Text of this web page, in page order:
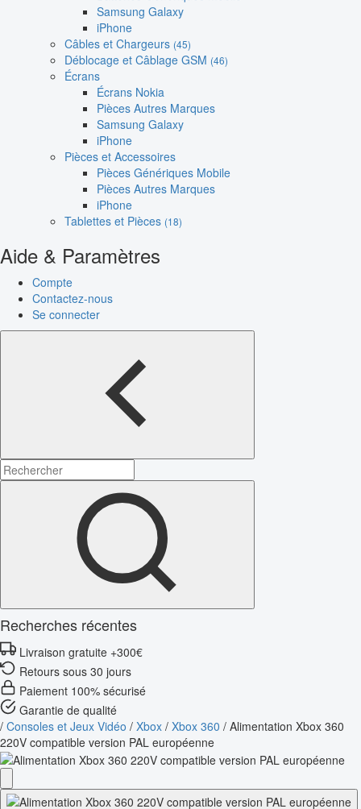
Samsung Galaxy
iPhone
Câbles et Chargeurs (45)
Déblocage et Câblage GSM (46)
Écrans
Écrans Nokia
Pièces Autres Marques
Samsung Galaxy
iPhone
Pièces et Accessoires
Pièces Génériques Mobile
Pièces Autres Marques
iPhone
Tablettes et Pièces (18)
Aide & Paramètres
Compte
Contactez-nous
Se connecter
Recherches récentes
Livraison gratuite +300€
Retours sous 30 jours
Paiement 100% sécurisé
Garantie de qualité
/ Consoles et Jeux Vidéo / Xbox / Xbox 360 / Alimentation Xbox 360
220V compatible version PAL européenne